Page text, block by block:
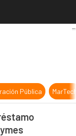
acercan el
Pública